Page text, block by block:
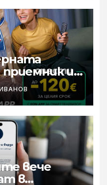
и с
всички
вече
в